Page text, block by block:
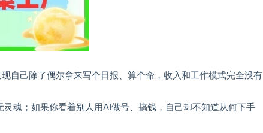
自己除了偶尔拿来写个日报、算个命，收入和工作模式完全没有
魂；如果你看着别人用AI做号、搞钱，自己却不知道从何下手